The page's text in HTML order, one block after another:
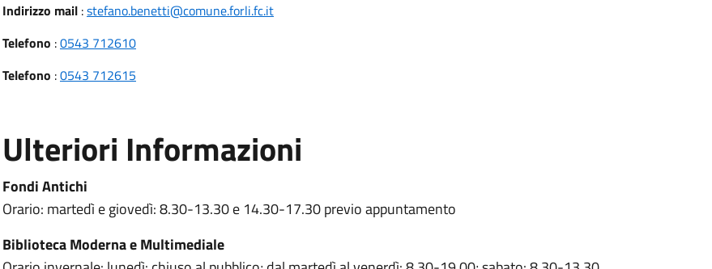
Indirizzo mail:stefano.benetti@comune.forli.fc.it
Telefono :0543 712610
Telefono :0543 712615
Ulteriori Informazioni
Fondi Antichi
Orario: martedì e giovedì: 8.30-13.30 e 14.30-17.30 previo appuntamento
Biblioteca Moderna e Multimediale